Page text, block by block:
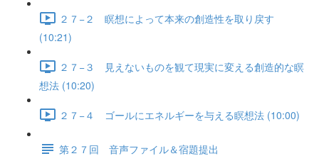
２７−２ 瞑想によって本来の創造性を取り戻す
(10:21)
２７−３ 見えないものを観て現実に変える創造的な瞑
想法 (10:20)
２７−４ ゴールにエネルギーを与える瞑想法 (10:00)
第２７回 音声ファイル＆宿題提出